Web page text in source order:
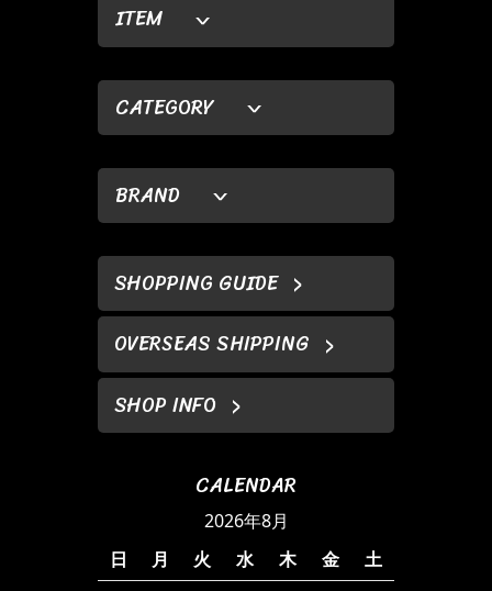
ITEM
CATEGORY
BRAND
SHOPPING GUIDE
OVERSEAS SHIPPING
SHOP INFO
CALENDAR
2026年8月
日
月 火 水 木 金 土